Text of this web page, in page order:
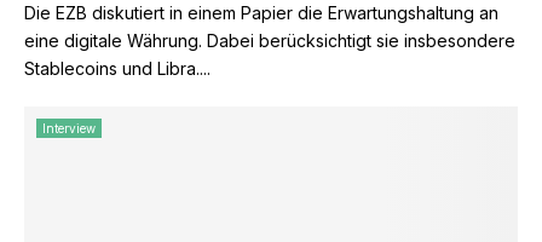
Die EZB diskutiert in einem Papier die Erwartungshaltung an
eine digitale Währung. Dabei berücksichtigt sie insbesondere
Stablecoins und Libra....
Interview